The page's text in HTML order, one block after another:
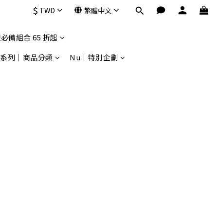
$ TWD 繁體中文
備組合 65 折起
列｜商品分類
Nu｜特別企劃